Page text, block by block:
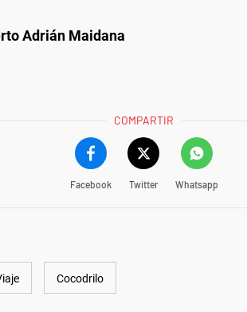
Adrián Maidana
COMPARTIR
Facebook Twitter Whatsapp
Cocodrilo